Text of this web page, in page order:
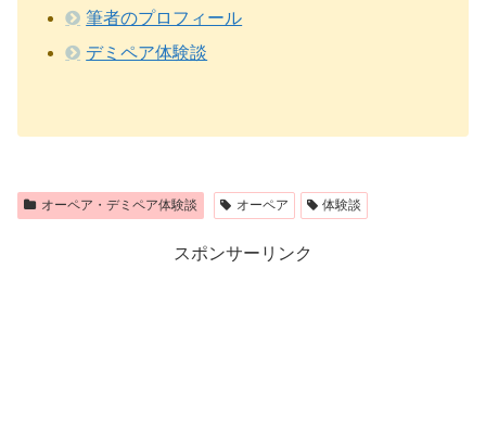
筆者のプロフィール
デミペア体験談
オーペア・デミペア体験談 オーペア 体験談
スポンサーリンク